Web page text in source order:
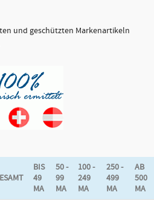
und geschützten Markenartikeln
BIS
49
MA
50 -
99
MA
100 -
249
MA
250 -
499
MA
AB
500
MA